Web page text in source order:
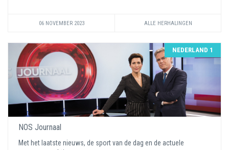
06 NOVEMBER 2023 ALLE HERHALINGEN
NEDERLAND 1
NOS Journaal
Met het laatste nieuws, de sport van de dag en de actuele